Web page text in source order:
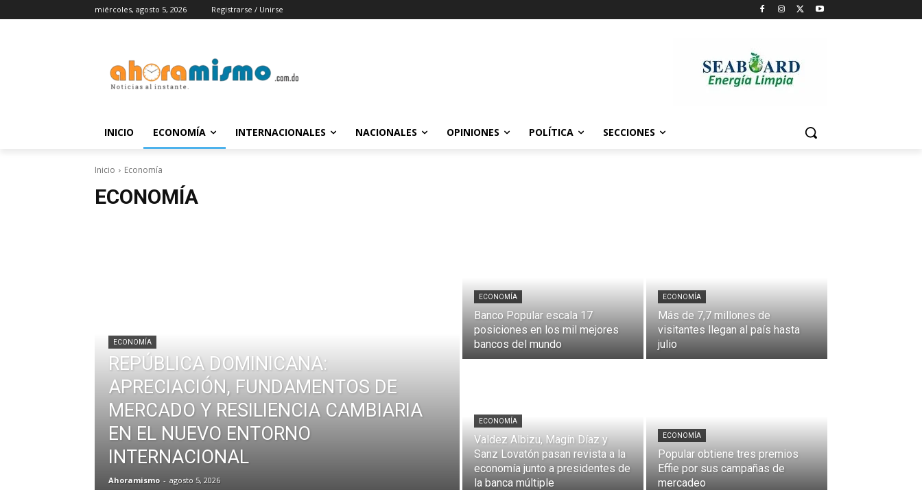
miércoles, agosto 5, 2026 Registrarse / Unirse
INICIO ECONOMÍA INTERNACIONALES NACIONALES OPINIONES POLÍTICA SECCIONES
Inicio Economía
ECONOMÍA
ECONOMÍA
REPÚBLICA DOMINICANA:
APRECIACIÓN, FUNDAMENTOS DE
MERCADO Y RESILIENCIA CAMBIARIA
EN EL NUEVO ENTORNO
INTERNACIONAL
Ahoramismo - agosto 5, 2026
ECONOMÍA
Banco Popular escala 17
posiciones en los mil mejores
bancos del mundo
ECONOMÍA
Más de 7,7 millones de
visitantes llegan al país hasta
julio
ECONOMÍA
Valdez Albizu, Magín Díaz y
Sanz Lovatón pasan revista a la
economía junto a presidentes de
la banca múltiple
ECONOMÍA
Popular obtiene tres premios
Effie por sus campañas de
mercadeo